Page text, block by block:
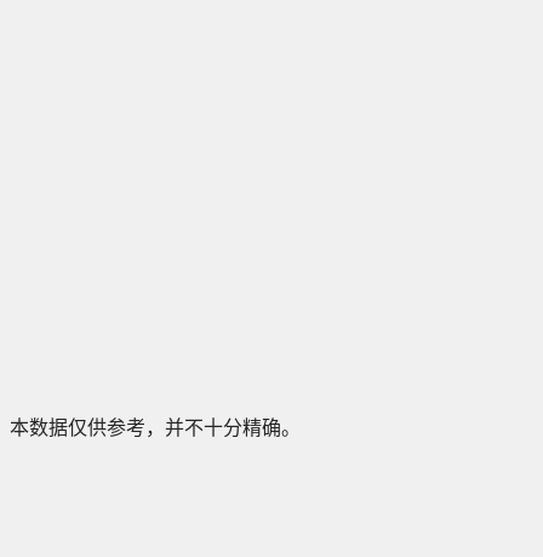
本数据仅供参考，并不十分精确。